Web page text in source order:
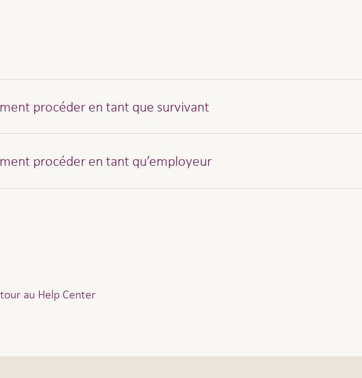
procéder en tant que survivant
par courrier postal ou e-mail à:
Suisse
vous contacterons dès que nous aurons reçu votre message afin de
procéder en tant qu’employeur
de décès Vita Select
au Help Center